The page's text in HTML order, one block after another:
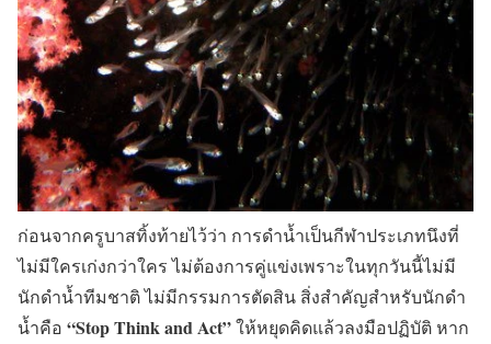
ก่อนจากครูบาสทิ้งท้ายไว้ว่า การดำน้ำเป็นกีฬาประเภทนึงที่
ไม่มีใครเก่งกว่าใคร ไม่ต้องการคู่แข่งเพราะในทุกวันนี้ไม่มี
นักดำน้ำทีมชาติ ไม่มีกรรมการตัดสิน สิ่งสำคัญสำหรับนักดำ
น้ำคือ “Stop Think and Act”ให้หยุดคิดแล้วลงมือปฏิบัติ หาก